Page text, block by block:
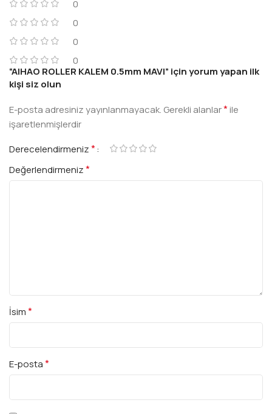
0
0
0
0
“AIHAO ROLLER KALEM 0.5mm MAVI” için yorum yapan ilk
kişi siz olun
E-posta adresiniz yayınlanmayacak. Gerekli alanlar*ile
işaretlenmişlerdir
Derecelendirmeniz*
Değerlendirmeniz*
İsim*
E-posta*